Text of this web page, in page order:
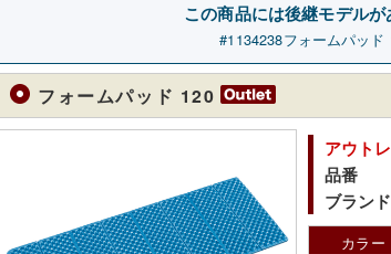
この商品には後継モデルが
1134238フォームパッド
フォームパッド 120
アウト
品番
ブランド
カラー